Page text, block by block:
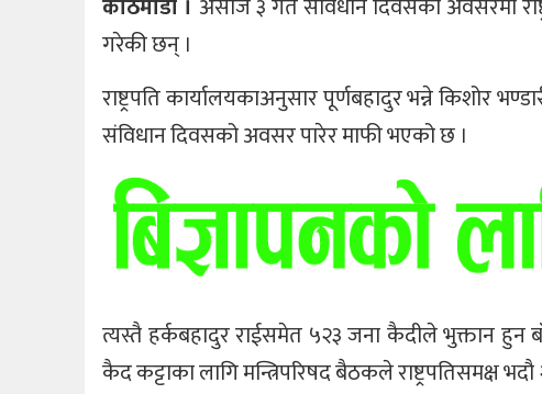
काठमाडौं । असोज ३ गते संविधान दिवसको अवसरमा
गरेकी छन् ।
राष्ट्रपति कार्यालयकाअनुसार पूर्णबहादुर भन्ने किशोर
संविधान दिवसको अवसर पारेर माफी भएको छ ।
त्यस्तै हर्कबहादुर राईसमेत ५२३ जना कैदीले भुक्तान हुन
कैद कट्टाका लागि मन्त्रिपरिषद बैठकले राष्ट्रपतिसमक्ष